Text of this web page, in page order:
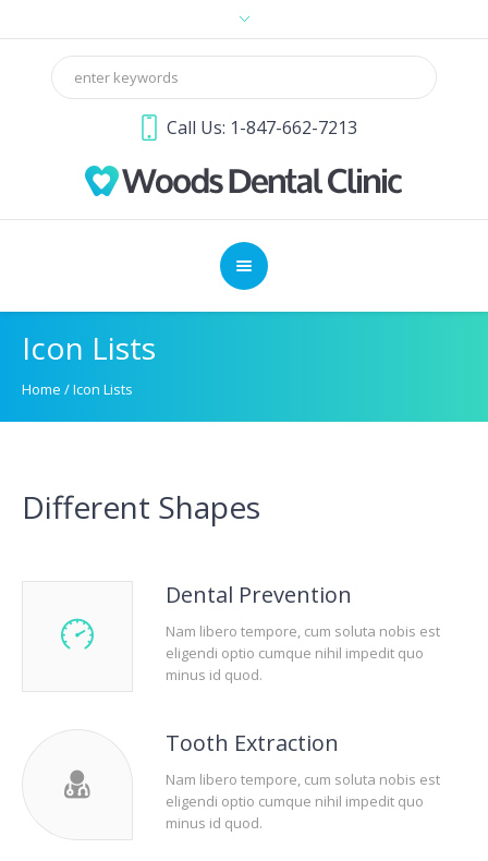
Call Us: 1-847-662-7213
Icon Lists
Home /Icon Lists
Different Shapes
Dental Prevention
Nam libero tempore, cum soluta nobis est
eligendi optio cumque nihil impedit quo
minus id quod.
Tooth Extraction
Nam libero tempore, cum soluta nobis est
eligendi optio cumque nihil impedit quo
minus id quod.